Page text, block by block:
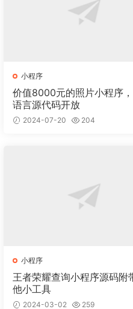
小程序
价值8000元的照片小程序
语言源代码开放
2024-07-20 204
小程序
王者荣耀查询小程序源码附
他小工具
2024-03-02 259